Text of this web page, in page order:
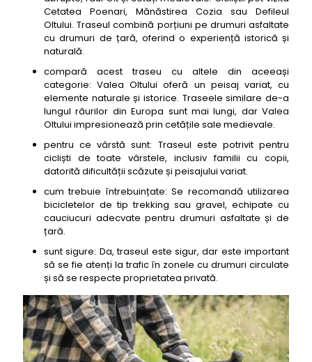
Cetatea Poenari, Mănăstirea Cozia sau Defileul
Oltului. Traseul combină porțiuni pe drumuri asfaltate
cu drumuri de țară, oferind o experiență istorică și
naturală.
compară acest traseu cu altele din aceeași
categorie: Valea Oltului oferă un peisaj variat, cu
elemente naturale și istorice. Traseele similare de-a
lungul râurilor din Europa sunt mai lungi, dar Valea
Oltului impresionează prin cetățile sale medievale.
pentru ce vârstă sunt: Traseul este potrivit pentru
cicliști de toate vârstele, inclusiv familii cu copii,
datorită dificultății scăzute și peisajului variat.
cum trebuie întrebuințate: Se recomandă utilizarea
bicicletelor de tip trekking sau gravel, echipate cu
cauciucuri adecvate pentru drumuri asfaltate și de
țară.
sunt sigure: Da, traseul este sigur, dar este important
să se fie atenți la trafic în zonele cu drumuri circulate
și să se respecte proprietatea privată.